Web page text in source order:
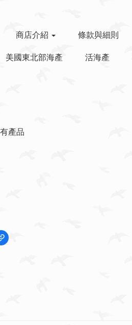
商店介紹 條款與細則
美國東北部海產
活海產
產品